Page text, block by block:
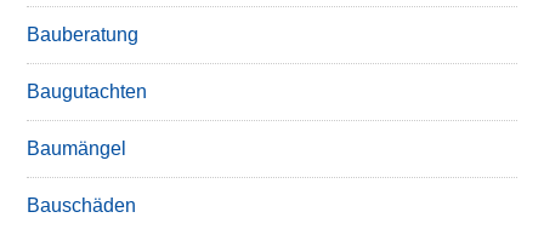
Bauberatung
Baugutachten
Baumängel
Bauschäden